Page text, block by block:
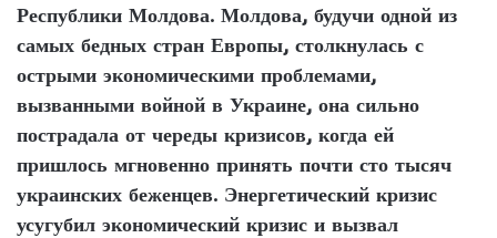
Республики Молдова. Молдова, будучи одной из
самых бедных стран Европы, столкнулась с
острыми экономическими проблемами,
вызванными войной в Украине, она сильно
пострадала от череды кризисов, когда ей
пришлось мгновенно принять почти сто тысяч
украинских беженцев. Энергетический кризис
усугубил экономический кризис и вызвал